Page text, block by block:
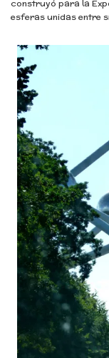
construyó para la
esferas unidas entre